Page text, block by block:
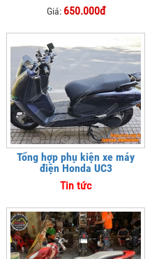
Giá: 650.000đ
Tổng hợp phụ kiện xe máy
điện Honda UC3
Tin tức